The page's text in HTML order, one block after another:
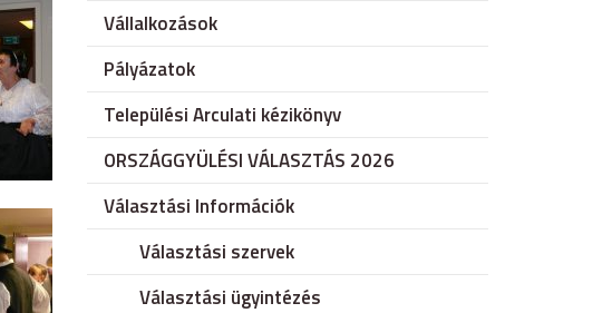
Vállalkozások
Pályázatok
Települési Arculati kézikönyv
ORSZÁGGYÜLÉSI VÁLASZTÁS 2026
Választási Információk
Választási szervek
Választási ügyintézés